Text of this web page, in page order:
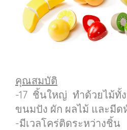
คุณสมบัติ
-17 ชิ้นใหญ่ ทำด้วยไม้ทั้
ขนมปัง ผัก ผลไม้ และมีด
-มีเวลโคร่ติดระหว่างชิ้